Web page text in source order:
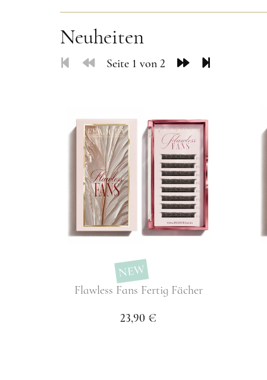
Neuheiten
Seite 1 von 2
NEW
Flawless Fans Fertig Fächer
23,90 €